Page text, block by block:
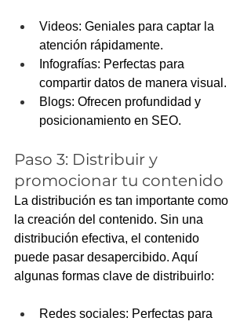
Videos: Geniales para captar la
atención rápidamente.
Infografías: Perfectas para
compartir datos de manera visual.
Blogs: Ofrecen profundidad y
posicionamiento en SEO.
Paso 3: Distribuir y
promocionar tu contenido
La distribución es tan importante como
la creación del contenido. Sin una
distribución efectiva, el contenido
puede pasar desapercibido. Aquí
algunas formas clave de distribuirlo:
Redes sociales: Perfectas para